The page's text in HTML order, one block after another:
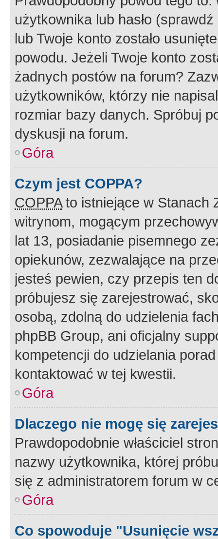
użytkownika lub hasło
lub Twoje konto zostało
powodu. Jeżeli Twoje konto
żadnych postów na forum?
użytkowników, którzy nie
rozmiar bazy danych. Spróbuj
dyskusji na forum.
Góra
Czym jest COPPA?
COPPAto istniejące w Stanach
witrynom, mogącym
lat 13, posiadanie pisemnego
opiekunów, zezwalające na
jesteś pewien, czy przepis ten
próbujesz się zarejestrować,
osobą, zdolną do udzielenia
phpBB Group, ani oficjalny
kompetencji do udzielania
kontaktować w tej kwestii.
Góra
Dlaczego nie mogę się
Prawdopodobnie właściciel
nazwy użytkownika, której
się z administratorem forum w
Góra
Co spowoduje "Usunięcie